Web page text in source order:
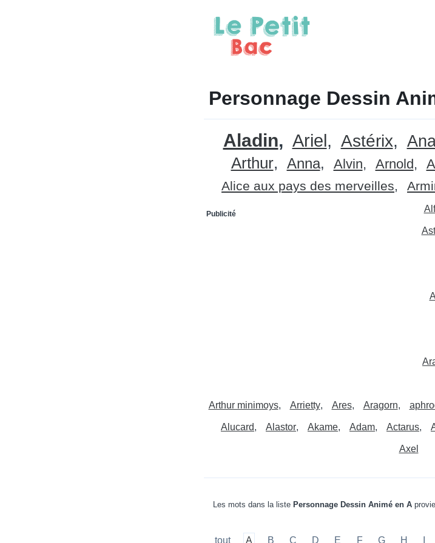
Personnage Dessin
Aladin Ariel Astérix
Arthur
Anna Alvin Arnold
Alice aux pays des merveilles
Publicité
Arthur minimoys Arrietty Ares Aragorn
Alucard Alastor Akame Adam Actarus
Axel
Les mots dans la liste Personnage Dessin Animé en A
tout A B C D E F G H